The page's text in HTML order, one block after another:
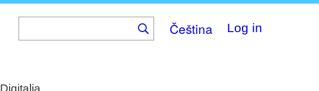
Čeština Log in
Digitalia